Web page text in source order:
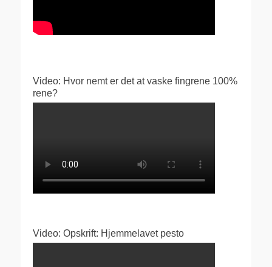
Video: Hvor nemt er det at vaske fingrene 100%
rene?
Video: Opskrift: Hjemmelavet pesto